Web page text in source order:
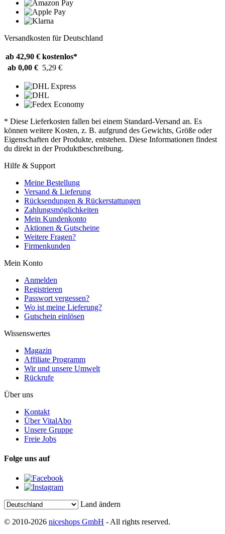
Versandkosten für Deutschland
ab 42,90 € kostenlos*
ab 0,00 € 5,29 €
* Diese Lieferkosten fallen bei einem Standard-Versand an. Es
können weitere Kosten, z. B. aufgrund des Gewichts, Größe oder
Eigenschaften der Produkte, entstehen. Diese Informationen findest
du direkt in der Produktbeschreibung.
Hilfe & Support
Meine Bestellung
Versand & Lieferung
Rücksendungen & Rückerstattungen
Zahlungsmöglichkeiten
Mein Kundenkonto
Aktionen & Gutscheine
Weitere Fragen?
Firmenkunden
Mein Konto
Anmelden
Registrieren
Passwort vergessen?
Wo ist meine Lieferung?
Gutschein einlösen
Wissenswertes
Magazin
Affiliate Programm
Wir und unsere Umwelt
Rückrufe
Über uns
Kontakt
Über VitalAbo
Unsere Gruppe
Freie Jobs
Folge uns auf
Land ändern
© 2010-2026 niceshops GmbH - All rights reserved.